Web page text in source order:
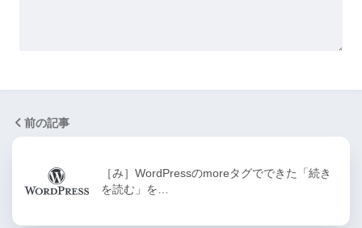
前の記事
［み］WordPressのmoreタグでできた「続き
を読む」を…